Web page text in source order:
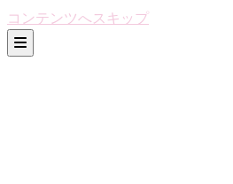
コンテンツへスキップ